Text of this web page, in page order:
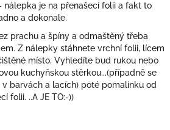
nálepka je na přenašecí folii a fakt to
a dokonale.
prachu a špíny a odmaštěný třeba
Z nálepky stáhnete vrchní folii, lícem
místo. Vyhledíte bud rukou nebo
kuchyňskou stěrkou...(případně se
barvách a lacích) poté pomalinku od
folii. ..A JE TO:-))